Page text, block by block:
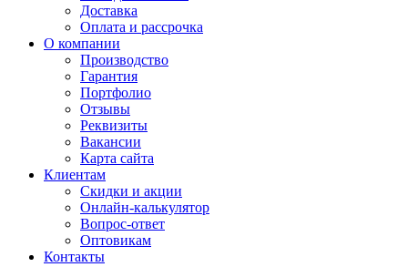
Доставка
Оплата и рассрочка
О компании
Производство
Гарантия
Портфолио
Отзывы
Реквизиты
Вакансии
Карта сайта
Клиентам
Скидки и акции
Онлайн-калькулятор
Вопрос-ответ
Оптовикам
Контакты